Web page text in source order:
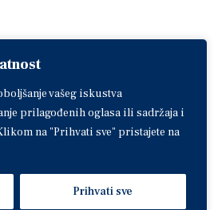
vašeg iskustva
prilagođenih oglasa ili sadržaja i
na "Prihvati sve" pristajete na
Prihvati sve